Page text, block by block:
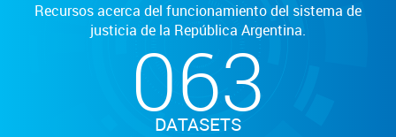
Recursos acerca del funcionamiento del sistema de
justicia de la República Argentina.
063
DATASETS